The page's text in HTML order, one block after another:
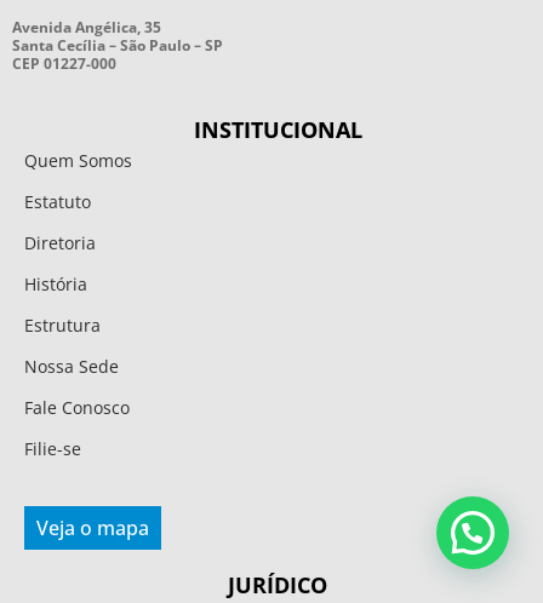
Avenida Angélica, 35
Santa Cecília – São Paulo – SP
CEP 01227-000
INSTITUCIONAL
Quem Somos
Estatuto
Diretoria
História
Estrutura
Nossa Sede
Fale Conosco
Filie-se
Veja o mapa
JURÍDICO